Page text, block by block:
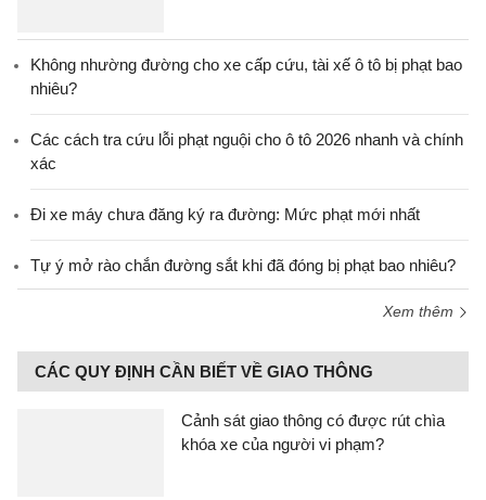
Không nhường đường cho xe cấp cứu, tài xế ô tô bị phạt bao
nhiêu?
Các cách tra cứu lỗi phạt nguội cho ô tô 2026 nhanh và chính
xác
Đi xe máy chưa đăng ký ra đường: Mức phạt mới nhất
Tự ý mở rào chắn đường sắt khi đã đóng bị phạt bao nhiêu?
Xem thêm
CÁC QUY ĐỊNH CẦN BIẾT VỀ GIAO THÔNG
Cảnh sát giao thông có được rút chìa
khóa xe của người vi phạm?